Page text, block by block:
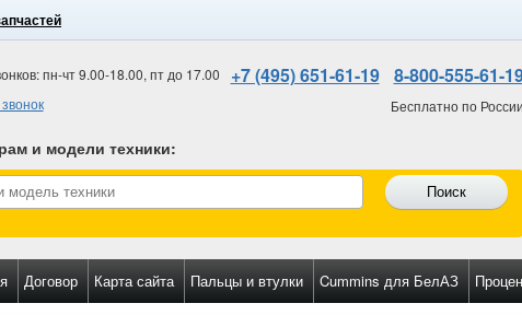
пн-чт 9.00-18.00, пт до 17.00
+7 (495) 651-61-19 8-800-555-61-
Бесплатно по России
и модели техники:
Поиск
Договор Карта сайта Пальцы и втулки Cummins для БелАЗ